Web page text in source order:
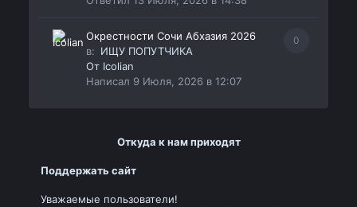
0
Окрестности Сочи Абхазия 2026
в: ИЩУ ПОПУТЧИКА
От Icolian
Написал 9 Июля, 2026 в 12:07
Откуда к нам приходят
Поддержать сайт
Уважаемые пользователи!